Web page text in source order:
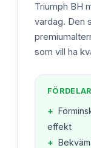
Triumph BH
vardag. Den
som vill ha
FÖRDELAR
+
effekt
+